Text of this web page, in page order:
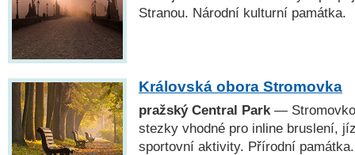
Stranou. Národní kulturní památka.
Královská obora Stromovka
pražský Central Park —
stezky vhodné pro inline bruslení,
sportovní aktivity. Přírodní památka.